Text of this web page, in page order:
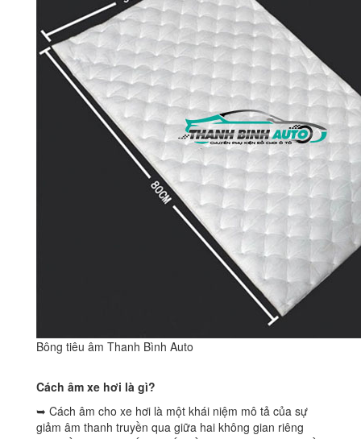
Bông tiêu âm Thanh Bình Auto
Cách âm xe hơi là gì?
➥ Cách âm cho xe hơi là một khái niệm mô tả của sự
giảm âm thanh truyền qua giữa hai không gian riêng